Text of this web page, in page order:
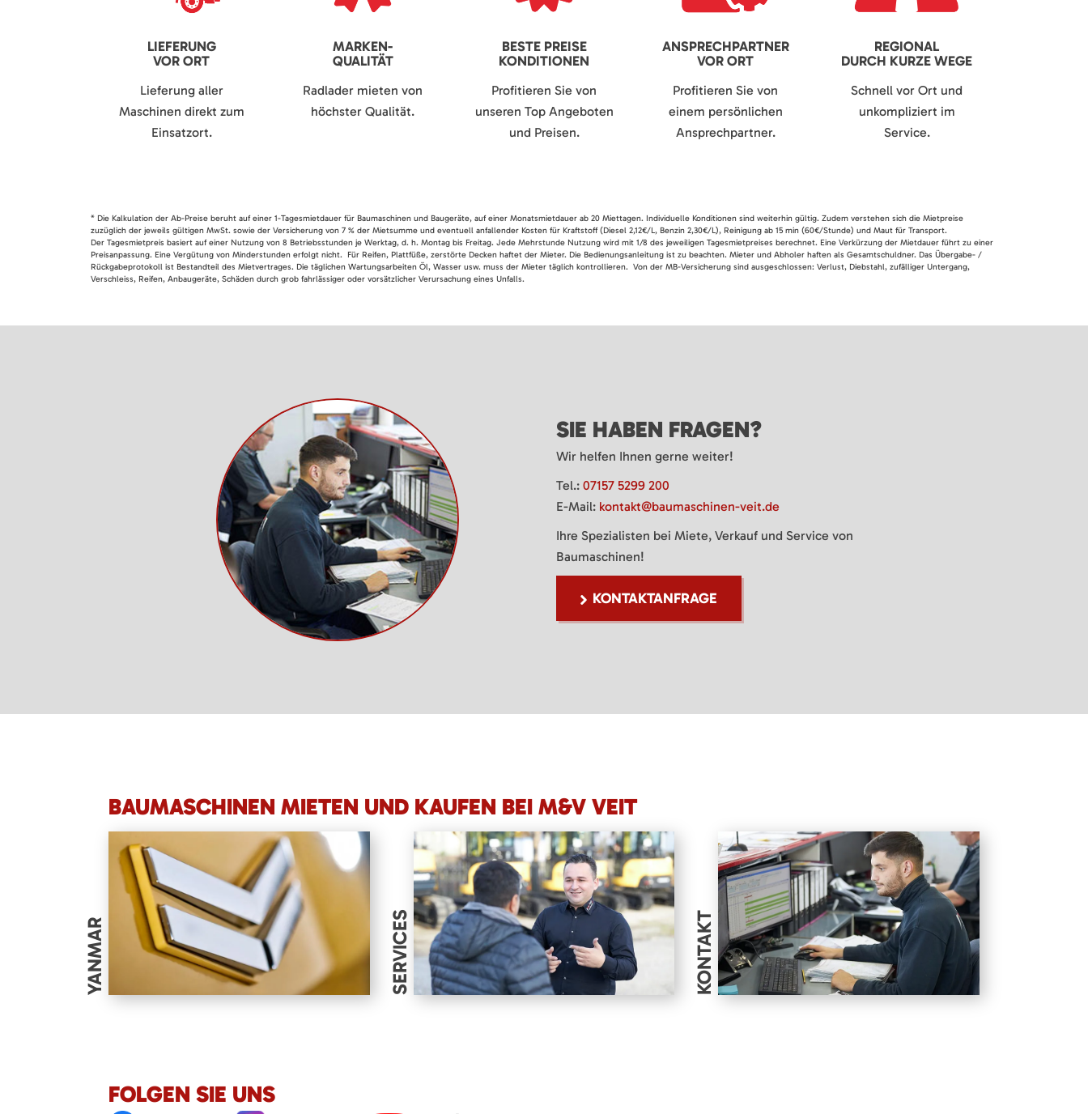
LIEFERUNG
VOR ORT
Lieferung aller
Maschinen direkt zum
Einsatzort.
MARKEN-
QUALITÄT
Radlader mieten von
höchster Qualität.
BESTE PREISE
KONDITIONEN
Profitieren Sie von
unseren Top Angeboten
und Preisen.
ANSPRECHPARTNER
VOR ORT
Profitieren Sie von
einem persönlichen
Ansprechpartner.
REGIONAL
DURCH KURZE WEGE
Schnell vor Ort und
unkompliziert im
Service.
* Die Kalkulation der Ab-Preise beruht auf einer 1-Tagesmietdauer für Baumaschinen und Baugeräte, auf einer Monatsmietdauer ab 20 Miettagen. Individuelle Konditionen sind weiterhin gültig. Zudem verstehen sich die Mietpreise
zuzüglich der jeweils gültigen MwSt. sowie der Versicherung von 7 % der Mietsumme und eventuell anfallender Kosten für Kraftstoff (Diesel 2,12€/L, Benzin 2,30€/L), Reinigung ab 15 min (60€/Stunde) und Maut für Transport.
Der Tagesmietpreis basiert auf einer Nutzung von 8 Betriebsstunden je Werktag, d. h. Montag bis Freitag. Jede Mehrstunde Nutzung wird mit 1/8 des jeweiligen Tagesmietpreises berechnet. Eine Verkürzung der Mietdauer führt zu einer
Preisanpassung. Eine Vergütung von Minderstunden erfolgt nicht. Für Reifen, Plattfüße, zerstörte Decken haftet der Mieter. Die Bedienungsanleitung ist zu beachten. Mieter und Abholer haften als Gesamtschuldner. Das Übergabe- /
Rückgabeprotokoll ist Bestandteil des Mietvertrages. Die täglichen Wartungsarbeiten Öl, Wasser usw. muss der Mieter täglich kontrollieren. Von der MB-Versicherung sind ausgeschlossen: Verlust, Diebstahl, zufälliger Untergang,
Verschleiss, Reifen, Anbaugeräte, Schäden durch grob fahrlässiger oder vorsätzlicher Verursachung eines Unfalls.
SIE HABEN FRAGEN?
Wir helfen Ihnen gerne weiter!
Tel.: 07157 5299 200
E-Mail: kontakt@baumaschinen-veit.de
Ihre Spezialisten bei Miete, Verkauf und Service von
Baumaschinen!
KONTAKTANFRAGE
BAUMASCHINEN MIETEN UND KAUFEN BEI M&V VEIT
YANMAR SERVICES KONTAKT
FOLGEN SIE UNS